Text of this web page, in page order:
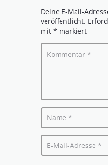
Deine E-Mail-
veröffentlicht.
mit * markiert